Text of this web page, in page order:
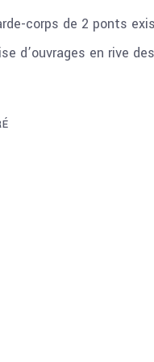
corps de 2 ponts
d’ouvrages en rive